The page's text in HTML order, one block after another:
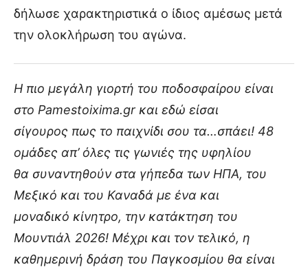
δήλωσε χαρακτηριστικά ο ίδιος αμέσως μετά
την ολοκλήρωση του αγώνα.
Η πιο μεγάλη γιορτή του ποδοσφαίρου είναι
στο Pamestoixima.gr και εδώ είσαι
σίγουρος πως το παιχνίδι σου τα…σπάει! 48
ομάδες απ’ όλες τις γωνιές της υφηλίου
θα συναντηθούν στα γήπεδα των ΗΠΑ, του
Μεξικό και του Καναδά με ένα και
μοναδικό κίνητρο, την κατάκτηση του
Μουντιάλ 2026! Μέχρι και τον τελικό, η
καθημερινή δράση του Παγκοσμίου θα είναι